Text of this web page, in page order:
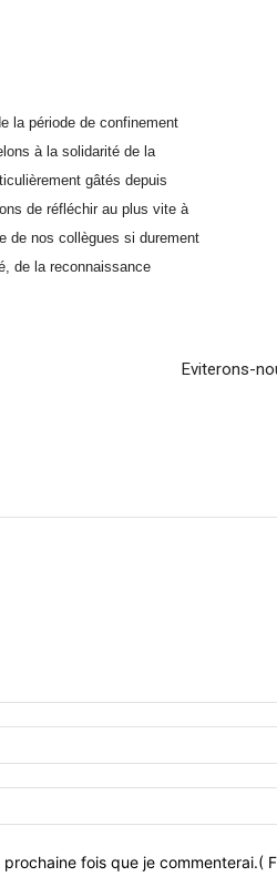
la période de confinement
à la solidarité de la
gâtés depuis
de réfléchir au plus vite à
de nos collègues si durement
de la reconnaissance
Eviterons-
fois que je commenterai.(